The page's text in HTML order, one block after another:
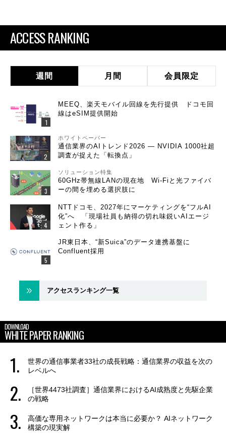
ACCESS RANKING
週間 月間 会員限定
MEEQ、楽天モバイル回線を先行提供 ドコモ回
線はeSIM提供開始
ホワイトペーパー
通信業界のAIトレンド2026 ― NVIDIA 1000社超
調査が捉えた「転換点」
ソリューション特集
60GHz帯無線LANの現在地 Wi-Fiと光ファイバ
ーの間を埋める選択肢に
NTTドコモ、2027年にマーケティングを“フルAI
化”へ 「現場社員も納得の切れ味鋭いAIエージ
ェント作る」
JR東日本、“新Suica”のデータ連携基盤に
Confluent採用
アクセスランキング一覧
DOWNLOAD
WHITE PAPER RANKING
世界の通信事業者33社の成長戦略：通信業界の収益を次の
レベルへ
［世界4473社調査］通信業界におけるAI成熟度と先駆企業
の戦略
高価な専用ネットワークは本当に必要か？ AIネットワーク
構築の現実解